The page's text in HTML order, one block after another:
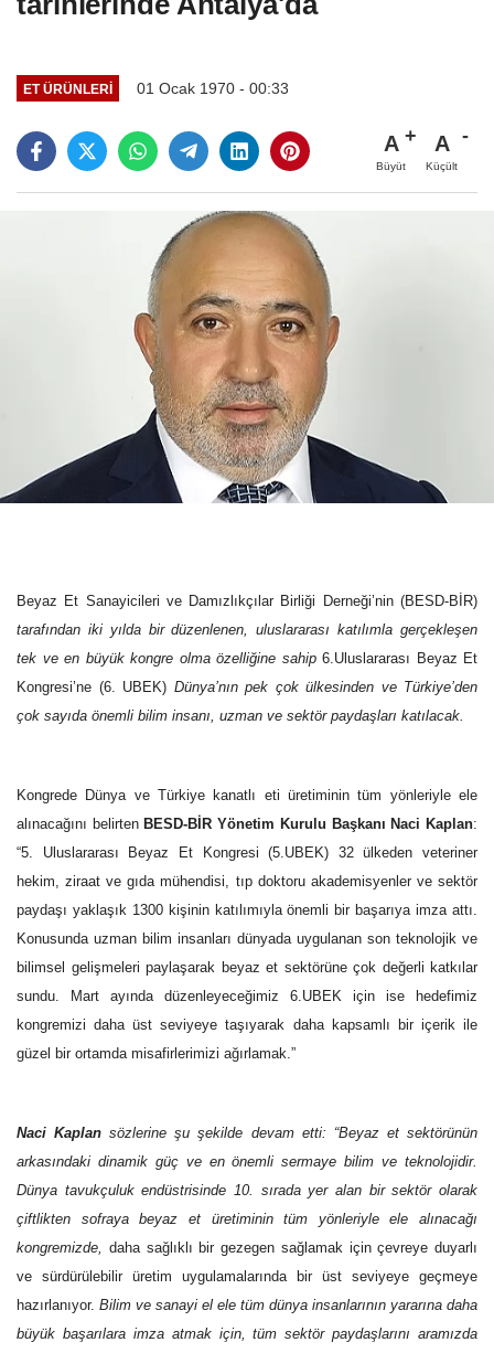
ET ÜRÜNLERI 01 Ocak 1970 - 00:33
A
Büyüt
A
Küçült
Beyaz Et Sanayicileri ve Damızlıkçılar Birliği Derneği’nin (BESD-BİR)
tarafından iki yılda bir düzenlenen,
uluslararası katılımla gerçekleşen
tek ve en büyük kongre olma özelliğine sahip 6.Uluslararası Beyaz Et
Kongresi’ne (6. UBEK) Dünya’nın pek çok ülkesinden ve Türkiye’den
çok sayıda önemli bilim insanı, uzman ve sektör paydaşları katılacak.
Kongrede Dünya ve Türkiye kanatlı eti üretiminin tüm yönleriyle ele
alınacağını belirten BESD-BİR Yönetim Kurulu Başkanı Naci Kaplan:
“5. Uluslararası Beyaz Et Kongresi (5.UBEK) 32 ülkeden veteriner
hekim, ziraat ve gıda mühendisi, tıp doktoru akademisyenler ve sektör
paydaşı yaklaşık 1300 kişinin katılımıyla önemli bir başarıya imza attı.
Konusunda uzman bilim insanları dünyada uygulanan son teknolojik ve
bilimsel gelişmeleri paylaşarak beyaz et sektörüne çok değerli katkılar
sundu. Mart ayında düzenleyeceğimiz 6.UBEK için ise hedefimiz
kongremizi daha üst seviyeye taşıyarak daha kapsamlı bir içerik ile
güzel bir ortamda misafirlerimizi ağırlamak.”
Naci Kaplan sözlerine şu şekilde devam etti: “Beyaz et sektörünün
arkasındaki dinamik güç ve en önemli sermaye bilim ve teknolojidir.
Dünya tavukçuluk endüstrisinde 10. sırada yer alan bir sektör olarak
çiftlikten sofraya beyaz et üretiminin tüm yönleriyle ele alınacağı
kongremizde, daha sağlıklı bir gezegen sağlamak için çevreye duyarlı
ve sürdürülebilir üretim uygulamalarında bir üst seviyeye geçmeye
hazırlanıyor. Bilim ve sanayi el ele tüm dünya insanlarının yararına daha
büyük başarılara imza atmak için, tüm sektör paydaşlarını aramızda